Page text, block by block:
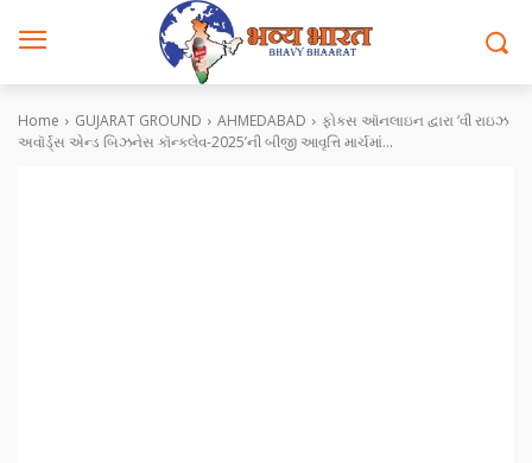
Home GUJARAT GROUND AHMEDABAD
ફોકસ ઑનલાઇન દ્વારા ‘વી રાઇઝ
અવૉર્ડ્સ એન્ડ બિઝનેસ કૉન્ક્લેવ-2025’ની બીજી આવૃત્તિ માર્ચમાં...